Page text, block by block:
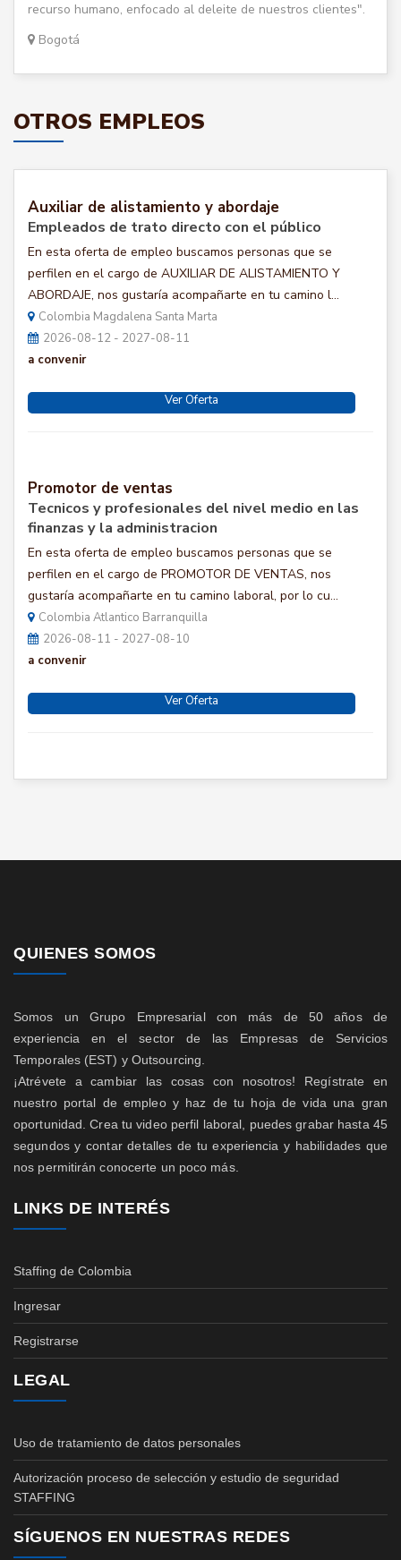
recurso humano, enfocado al deleite de nuestros clientes".
Bogotá
OTROS EMPLEOS
Auxiliar de alistamiento y abordaje
Empleados de trato directo con el público
En esta oferta de empleo buscamos personas que se
perfilen en el cargo de AUXILIAR DE ALISTAMIENTO Y
ABORDAJE, nos gustaría acompañarte en tu camino l...
Colombia Magdalena Santa Marta
2026-08-12 - 2027-08-11
a convenir
Ver Oferta
Promotor de ventas
Tecnicos y profesionales del nivel medio en las
finanzas y la administracion
En esta oferta de empleo buscamos personas que se
perfilen en el cargo de PROMOTOR DE VENTAS, nos
gustaría acompañarte en tu camino laboral, por lo cu...
Colombia Atlantico Barranquilla
2026-08-11 - 2027-08-10
a convenir
Ver Oferta
QUIENES SOMOS
Somos un Grupo Empresarial con más de 50 años de
experiencia en el sector de las Empresas de Servicios
Temporales (EST) y Outsourcing.
¡Atrévete a cambiar las cosas con nosotros! Regístrate en
nuestro portal de empleo y haz de tu hoja de vida una gran
oportunidad. Crea tu video perfil laboral, puedes grabar hasta 45
segundos y contar detalles de tu experiencia y habilidades que
nos permitirán conocerte un poco más.
LINKS DE INTERÉS
Staffing de Colombia
Ingresar
Registrarse
LEGAL
Uso de tratamiento de datos personales
Autorización proceso de selección y estudio de seguridad
STAFFING
SÍGUENOS EN NUESTRAS REDES